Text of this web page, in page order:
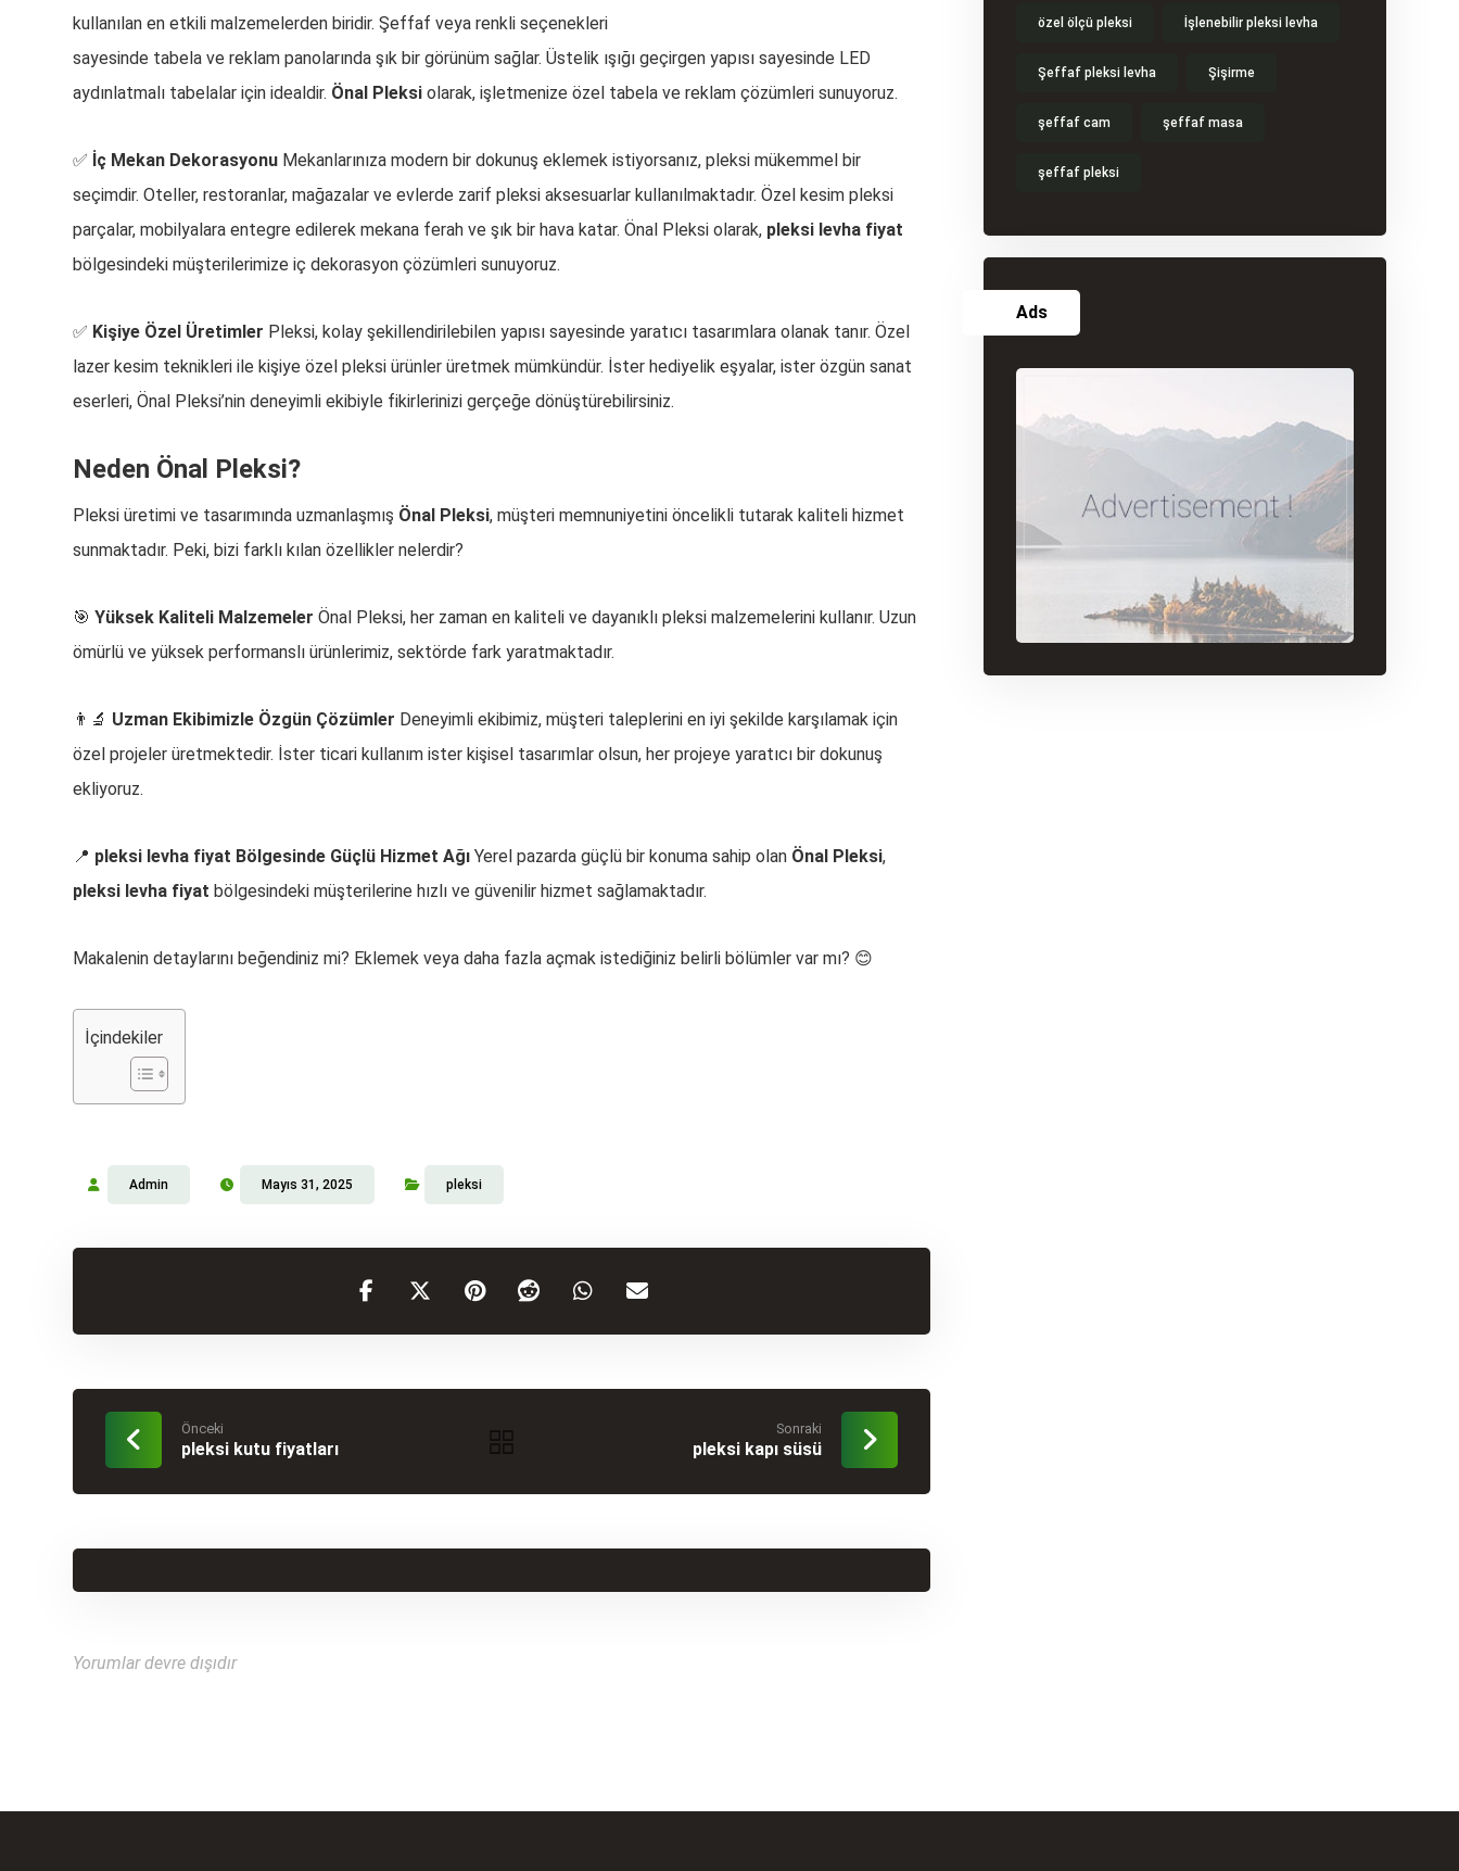
kullanılan en etkili malzemelerden biridir. Şeffaf veya renkli seçenekleri
sayesinde tabela ve reklam panolarında şık bir görünüm sağlar. Üstelik ışığı geçirgen yapısı sayesinde LED
aydınlatmalı tabelalar için idealdir. Önal Pleksi olarak, işletmenize özel tabela ve reklam çözümleri sunuyoruz.
✅ İç Mekan Dekorasyonu Mekanlarınıza modern bir dokunuş eklemek istiyorsanız, pleksi mükemmel bir
seçimdir. Oteller, restoranlar, mağazalar ve evlerde zarif pleksi aksesuarlar kullanılmaktadır. Özel kesim pleksi
parçalar, mobilyalara entegre edilerek mekana ferah ve şık bir hava katar. Önal Pleksi olarak, pleksi levha fiyat
bölgesindeki müşterilerimize iç dekorasyon çözümleri sunuyoruz.
✅ Kişiye Özel Üretimler Pleksi, kolay şekillendirilebilen yapısı sayesinde yaratıcı tasarımlara olanak tanır. Özel
lazer kesim teknikleri ile kişiye özel pleksi ürünler üretmek mümkündür. İster hediyelik eşyalar, ister özgün sanat
eserleri, Önal Pleksi’nin deneyimli ekibiyle fikirlerinizi gerçeğe dönüştürebilirsiniz.
Neden Önal Pleksi?
Pleksi üretimi ve tasarımında uzmanlaşmış Önal Pleksi, müşteri memnuniyetini öncelikli tutarak kaliteli hizmet
sunmaktadır. Peki, bizi farklı kılan özellikler nelerdir?
🎯Yüksek Kaliteli Malzemeler Önal Pleksi, her zaman en kaliteli ve dayanıklı pleksi malzemelerini kullanır. Uzun
ömürlü ve yüksek performanslı ürünlerimiz, sektörde fark yaratmaktadır.
👨‍🔬 Uzman Ekibimizle Özgün Çözümler Deneyimli ekibimiz, müşteri taleplerini en iyi şekilde karşılamak için
özel projeler üretmektedir. İster ticari kullanım ister kişisel tasarımlar olsun, her projeye yaratıcı bir dokunuş
ekliyoruz.
📍 pleksi levha fiyat Bölgesinde Güçlü Hizmet Ağı Yerel pazarda güçlü bir konuma sahip olan Önal Pleksi,
pleksi levha fiyat bölgesindeki müşterilerine hızlı ve güvenilir hizmet sağlamaktadır.
Makalenin detaylarını beğendiniz mi? Eklemek veya daha fazla açmak istediğiniz belirli bölümler var mı? 😊
İçindekiler
Admin Mayıs 31, 2025 pleksi
Önceki
pleksi kutu fiyatları
Sonraki
pleksi kapı süsü
Yorumlar devre dışıdır
özel ölçü pleksi İşlenebilir pleksi levha
Şeffaf pleksi levha Şişirme
şeffaf cam şeffaf masa
şeffaf pleksi
Ads